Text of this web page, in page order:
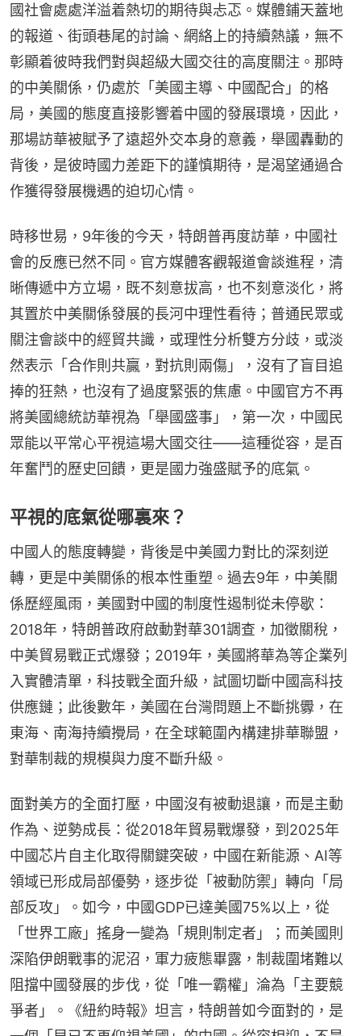
國社會處處洋溢着熱切的期待與忐忑。媒體鋪天蓋地
的報道、街頭巷尾的討論、網絡上的持續熱議，無不
彰顯着彼時我們對與超級大國交往的高度關注。那時
的中美關係，仍處於「美國主導、中國配合」的格
局，美國的態度直接影響着中國的發展環境，因此，
那場訪華被賦予了遠超外交本身的意義，舉國轟動的
背後，是彼時國力差距下的謹慎期待，是渴望通過合
作獲得發展機遇的迫切心情。
時移世易，9年後的今天，特朗普再度訪華，中國社
會的反應已然不同。官方媒體客觀報道會談進程，清
晰傳遞中方立場，既不刻意拔高，也不刻意淡化，將
其置於中美關係發展的長河中理性看待；普通民眾或
關注會談中的經貿共識，或理性分析雙方分歧，或淡
然表示「合作則共贏，對抗則兩傷」，沒有了盲目追
捧的狂熱，也沒有了過度緊張的焦慮。中國官方不再
將美國總統訪華視為「舉國盛事」，第一次，中國民
眾能以平常心平視這場大國交往——這種從容，是百
年奮鬥的歷史回饋，更是國力強盛賦予的底氣。
平視的底氣從哪裏來？
中國人的態度轉變，背後是中美國力對比的深刻逆
轉，更是中美關係的根本性重塑。過去9年，中美關
係歷經風雨，美國對中國的制度性遏制從未停歇：
2018年，特朗普政府啟動對華301調查，加徵關稅，
中美貿易戰正式爆發；2019年，美國將華為等企業列
入實體清單，科技戰全面升級，試圖切斷中國高科技
供應鏈；此後數年，美國在台灣問題上不斷挑釁，在
東海、南海持續攪局，在全球範圍內構建排華聯盟，
對華制裁的規模與力度不斷升級。
面對美方的全面打壓，中國沒有被動退讓，而是主動
作為、逆勢成長：從2018年貿易戰爆發，到2025年
中國芯片自主化取得關鍵突破，中國在新能源、AI等
領域已形成局部優勢，逐步從「被動防禦」轉向「局
部反攻」。如今，中國GDP已達美國75%以上，從
「世界工廠」搖身一變為「規則制定者」；而美國則
深陷伊朗戰事的泥沼，軍力疲態畢露，制裁圍堵難以
阻擋中國發展的步伐，從「唯一霸權」淪為「主要競
爭者」。《紐約時報》坦言，特朗普如今面對的，是